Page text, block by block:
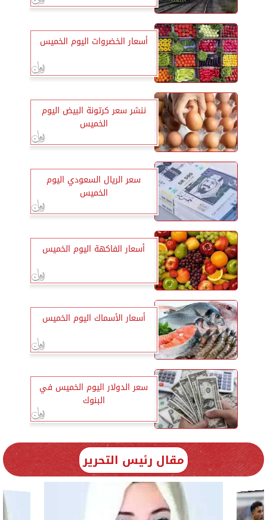
أسعار الخضروات اليوم الخميس
ننشر سعر كرتونة البيض اليوم
الخميس
سعر الريال السعودي اليوم
الخميس
أسعار الفاكهة اليوم الخميس
أسعار الأسماك اليوم الخميس
سعر الدولار اليوم الخميس في
البنوك
مقال رئيس التحرير